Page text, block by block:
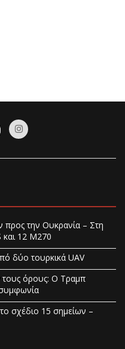
την Ουκρανία – Στη
και 12 M270
δύο τουρκικά UAV
όρους: Ο Τραμπ
σχέδιο 15 σημείων –